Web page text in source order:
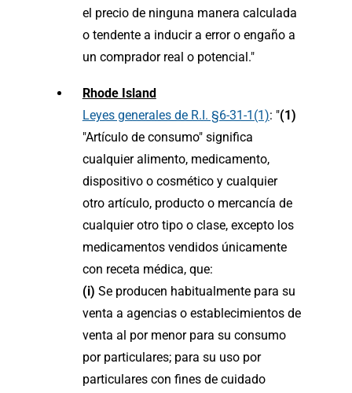
el precio de ninguna manera calculada
o tendente a inducir a error o engaño a
un comprador real o potencial."
Rhode Island
Leyes generales de R.I. §6-31-1(1): "(1)
"Artículo de consumo" significa
cualquier alimento, medicamento,
dispositivo o cosmético y cualquier
otro artículo, producto o mercancía de
cualquier otro tipo o clase, excepto los
medicamentos vendidos únicamente
con receta médica, que:
(i) Se producen habitualmente para su
venta a agencias o establecimientos de
venta al por menor para su consumo
por particulares; para su uso por
particulares con fines de cuidado